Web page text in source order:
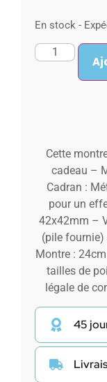
En stock -
Cette
cadeau –
Cadran :
pour un
42x42mm –
(pile
Montre :
tailles de
légale de
45